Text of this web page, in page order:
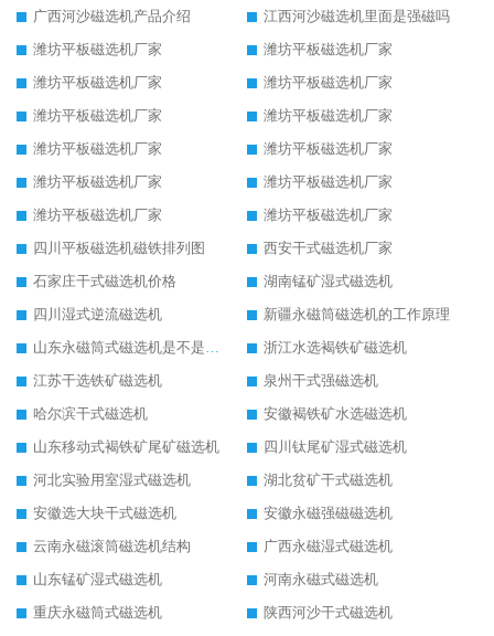
广西河沙磁选机产品介绍
江西河沙磁选机里面是强磁吗
潍坊平板磁选机厂家
潍坊平板磁选机厂家
潍坊平板磁选机厂家
潍坊平板磁选机厂家
潍坊平板磁选机厂家
潍坊平板磁选机厂家
潍坊平板磁选机厂家
潍坊平板磁选机厂家
潍坊平板磁选机厂家
潍坊平板磁选机厂家
潍坊平板磁选机厂家
潍坊平板磁选机厂家
四川平板磁选机磁铁排列图
西安干式磁选机厂家
石家庄干式磁选机价格
湖南锰矿湿式磁选机
四川湿式逆流磁选机
新疆永磁筒磁选机的工作原理
山东永磁筒式磁选机是不是强磁
浙江水选褐铁矿磁选机
江苏干选铁矿磁选机
泉州干式强磁选机
哈尔滨干式磁选机
安徽褐铁矿水选磁选机
山东移动式褐铁矿尾矿磁选机
四川钛尾矿湿式磁选机
河北实验用室湿式磁选机
湖北贫矿干式磁选机
安徽选大块干式磁选机
安徽永磁强磁磁选机
云南永磁滚筒磁选机结构
广西永磁湿式磁选机
山东锰矿湿式磁选机
河南永磁式磁选机
重庆永磁筒式磁选机
陕西河沙干式磁选机